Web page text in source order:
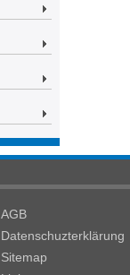
AGB
Datenschuzterklärung
Sitemap